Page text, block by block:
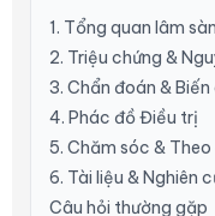
1. Tổng quan lâm
2. Triệu chứng &
3. Chẩn đoán &
4. Phác đồ Điều trị
5. Chăm sóc & Theo
6. Tài liệu & Nghiên
Câu hỏi thường gặp